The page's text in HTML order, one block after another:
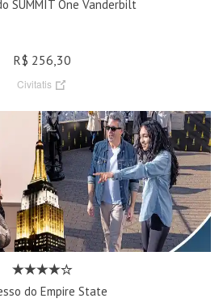
SUMMIT One Vanderbilt
R$ 256,30
Civitatis
do Empire State